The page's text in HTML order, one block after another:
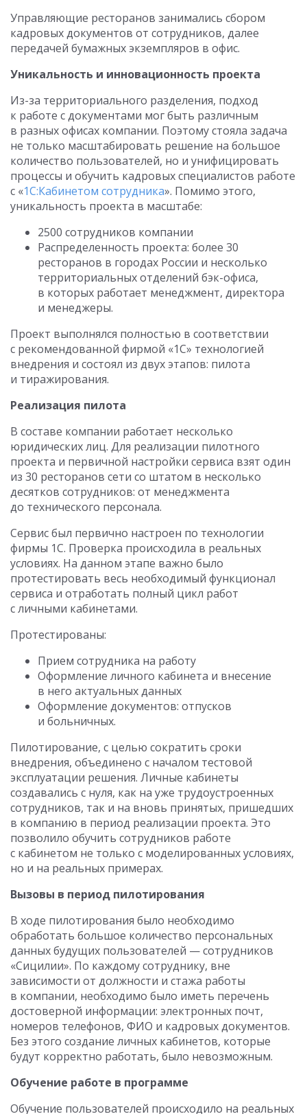
Управляющие ресторанов занимались сбором
кадровых документов от сотрудников, далее
передачей бумажных экземпляров в офис.
Уникальность и инновационность проекта
Из-за территориального разделения, подход
к работе с документами мог быть различным
в разных офисах компании. Поэтому стояла задача
не только масштабировать решение на большое
количество пользователей, но и унифицировать
процессы и обучить кадровых специалистов работе
с «1С:Кабинетом сотрудника». Помимо этого,
уникальность проекта в масштабе:
2500 сотрудников компании
Распределенность проекта: более 30
ресторанов в городах России и несколько
территориальных отделений бэк-офиса,
в которых работает менеджмент, директора
и менеджеры.
Проект выполнялся полностью в соответствии
с рекомендованной фирмой «1С» технологией
внедрения и состоял из двух этапов: пилота
и тиражирования.
Реализация пилота
В составе компании работает несколько
юридических лиц. Для реализации пилотного
проекта и первичной настройки сервиса взят один
из 30 ресторанов сети со штатом в несколько
десятков сотрудников: от менеджмента
до технического персонала.
Сервис был первично настроен по технологии
фирмы 1С. Проверка происходила в реальных
условиях. На данном этапе важно было
протестировать весь необходимый функционал
сервиса и отработать полный цикл работ
с личными кабинетами.
Протестированы:
Прием сотрудника на работу
Оформление личного кабинета и внесение
в него актуальных данных
Оформление документов: отпусков
и больничных.
Пилотирование, с целью сократить сроки
внедрения, объединено с началом тестовой
эксплуатации решения. Личные кабинеты
создавались с нуля, как на уже трудоустроенных
сотрудников, так и на вновь принятых, пришедших
в компанию в период реализации проекта. Это
позволило обучить сотрудников работе
с кабинетом не только с моделированных условиях,
но и на реальных примерах.
Вызовы в период пилотирования
В ходе пилотирования было необходимо
обработать большое количество персональных
данных будущих пользователей — сотрудников
«Сицилии». По каждому сотруднику, вне
зависимости от должности и стажа работы
в компании, необходимо было иметь перечень
достоверной информации: электронных почт,
номеров телефонов, ФИО и кадровых документов.
Без этого создание личных кабинетов, которые
будут корректно работать, было невозможным.
Обучение работе в программе
Обучение пользователей происходило на реальных